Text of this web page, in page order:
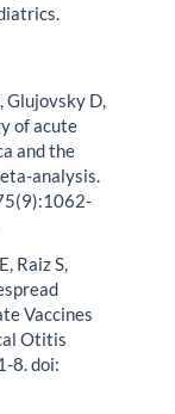
Glujovsky D,
of acute
and the
analysis.
Raiz S,
Vaccines
Otitis
8. doi: